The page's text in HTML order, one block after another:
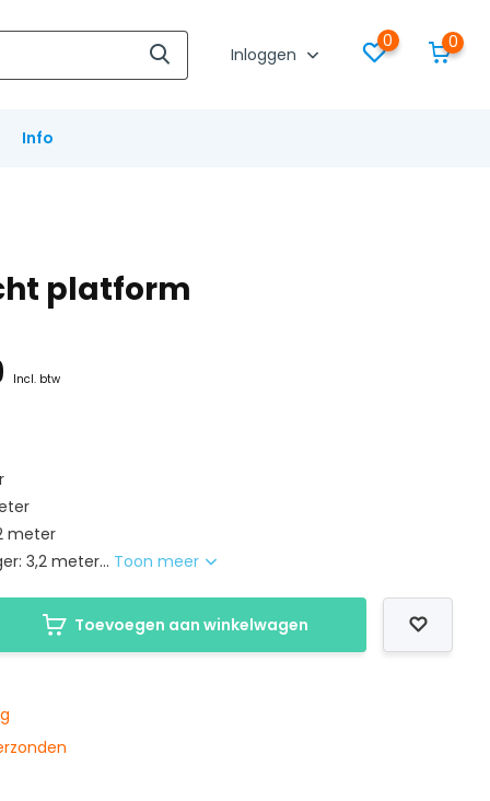
Inloggen
0 0
Info
platform
Incl. btw
meter
3,2 meter... Toon meer
Toevoegen aan winkelwagen